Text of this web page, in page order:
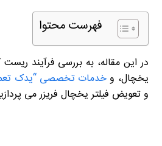
فهرست محتوا
در این مقاله، به بررسی فرآیند
یخچال، وخدمات تخصصی “یدک
و تعویض فیلتر یخچال فریزر می